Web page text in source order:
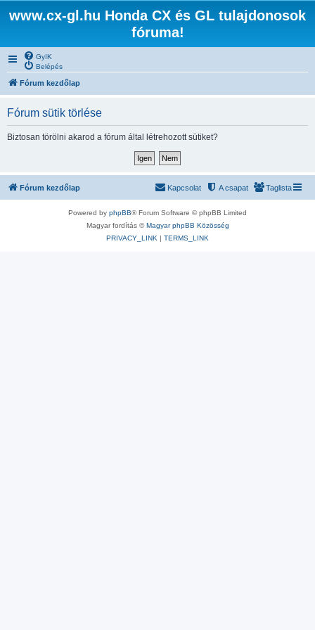
www.cx-gl.hu Honda CX és GL tulajdonosok
fóruma!
GyIK
Belépés
Fórum kezdőlap
Fórum sütik törlése
Biztosan törölni akarod a fórum által létrehozott sütiket?
Fórum kezdőlap Taglista
A csapat
Kapcsolat
Powered by phpBB® Forum Software © phpBB Limited
Magyar fordítás ©Magyar phpBB Közösség
PRIVACY_LINK | TERMS_LINK